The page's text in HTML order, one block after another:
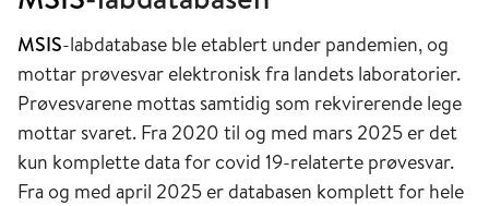
MSIS-labdatabase ble etablert under pandemien, og
mottar prøvesvar elektronisk fra landets laboratorier.
Prøvesvarene mottas samtidig som rekvirerende lege
mottar svaret. Fra 2020 til og med mars 2025 er det
kun komplette data for covid 19-relaterte prøvesvar.
Fra og med april 2025 er databasen komplett for hele